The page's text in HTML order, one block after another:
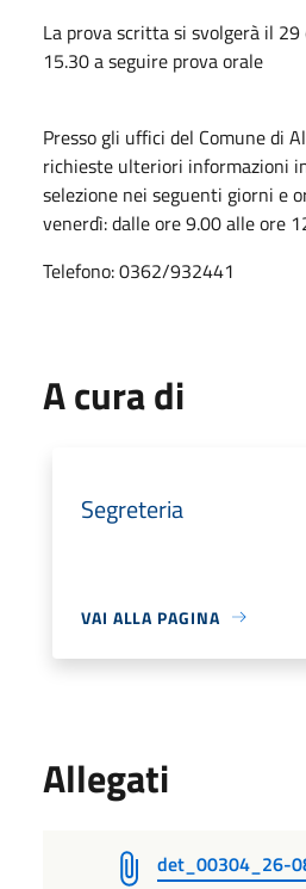
La prova scritta si svolgerà il
15.30 a seguire prova orale
Presso gli uffici del Comune di
richieste ulteriori informazioni
selezione nei seguenti giorni e
venerdì: dalle ore 9.00 alle ore
Telefono: 0362/932441
A cura di
Segreteria
VAI ALLA PAGINA
Allegati
det_00304_26-